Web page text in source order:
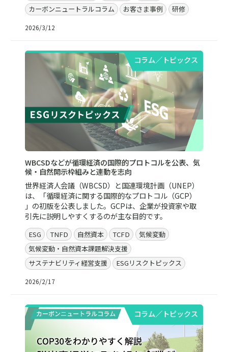
カーボンニュートラルコラム
お客さま事例 研修
2026/3/12
コラム／トピックス
WBCSDなどが循環経済の国際的プロトコルを公表、気
候・自然開示枠組みと連動を志向
世界経済人会議（WBCSD）と国連環境計画（UNEP）
は、「循環経済に関する国際的なプロトコル（GCP）
」の初版を公表しました。GCPは、企業が投資家や取
引先に説明しやすくするのが主な目的です。
ESG TNFD 自然資本 TCFD
気候変動
気候変動・自然資本課題解決支援
サステナビリティ経営支援
ESGリスクトピックス
2026/2/17
コラム／トピックス